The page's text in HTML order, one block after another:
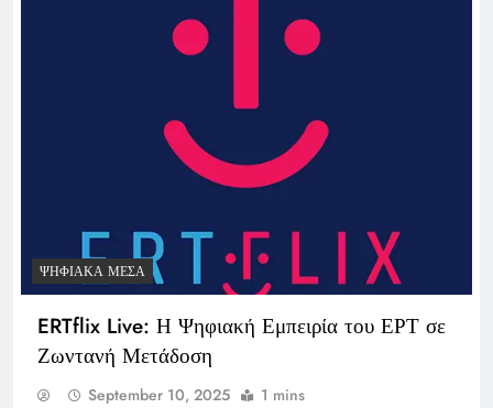
ΨΗΦΙΑΚΆ ΜΈΣΑ
ERTflix Live: Η Ψηφιακή Εμπειρία του ΕΡΤ σε
Ζωντανή Μετάδοση
September 10, 2025 1 mins